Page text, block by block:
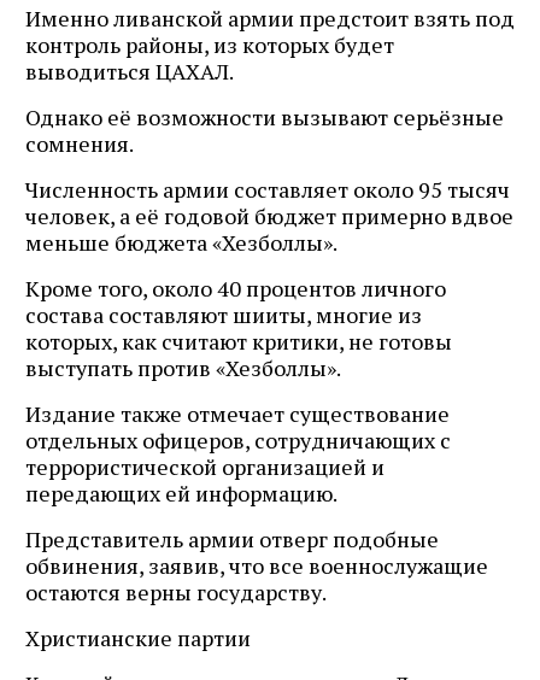
Именно ливанской армии предстоит взять под
контроль районы, из которых будет
выводиться ЦАХАЛ.
Однако её возможности вызывают серьёзные
сомнения.
Численность армии составляет около 95 тысяч
человек, а её годовой бюджет примерно вдвое
меньше бюджета «Хезболлы».
Кроме того, около 40 процентов личного
состава составляют шииты, многие из
которых, как считают критики, не готовы
выступать против «Хезболлы».
Издание также отмечает существование
отдельных офицеров, сотрудничающих с
террористической организацией и
передающих ей информацию.
Представитель армии отверг подобные
обвинения, заявив, что все военнослужащие
остаются верны государству.
Христианские партии